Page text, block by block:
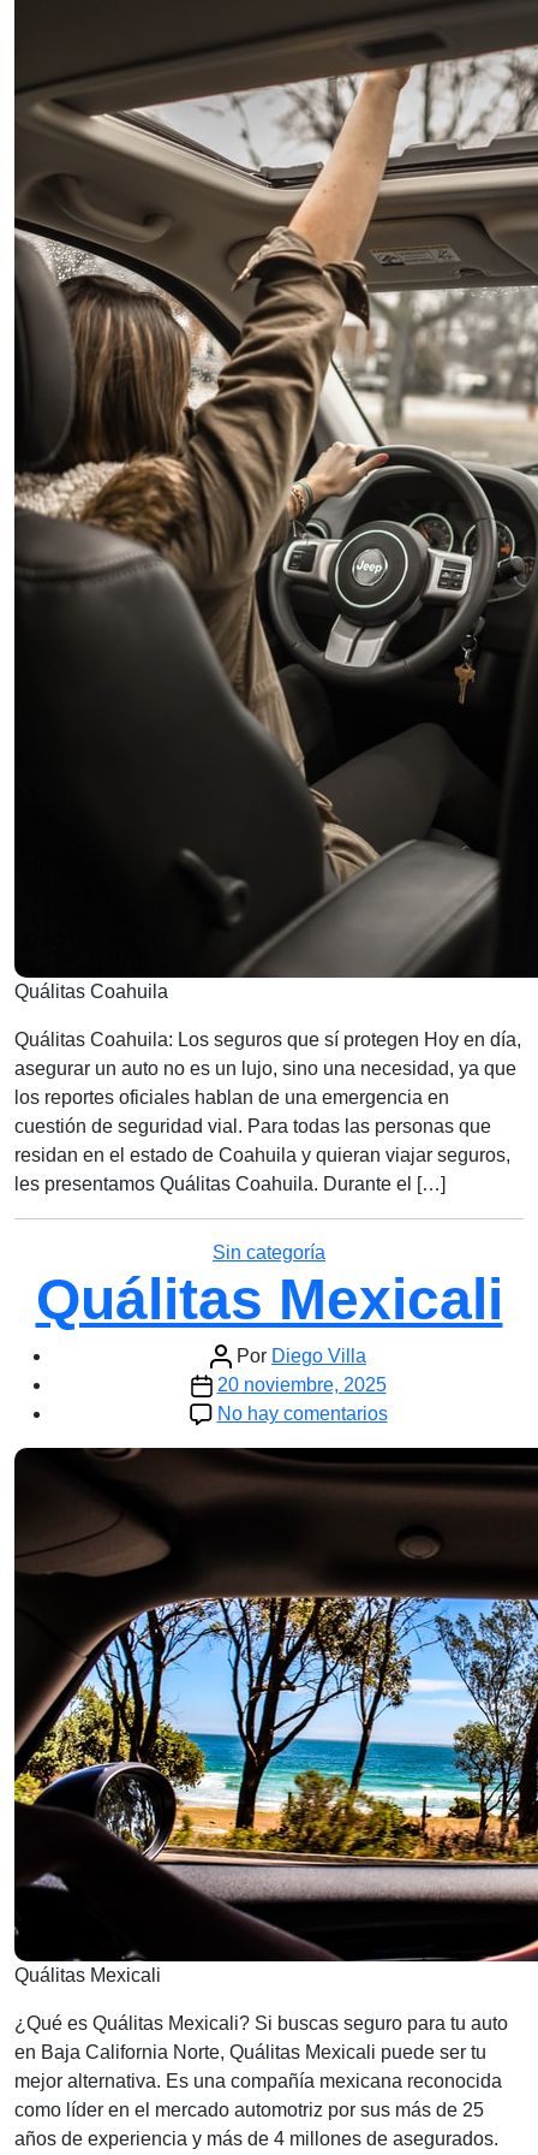
Quálitas Coahuila
Quálitas Coahuila: Los seguros que sí protegen Hoy en día,
asegurar un auto no es un lujo, sino una necesidad, ya que
los reportes oficiales hablan de una emergencia en
cuestión de seguridad vial. Para todas las personas que
residan en el estado de Coahuila y quieran viajar seguros,
les presentamos Quálitas Coahuila. Durante el […]
Categorías
Sin categoría
Quálitas Mexicali
Autor
de
la
Por Diego Villa
Fecha
de
entrada
20 noviembre, 2025
No hay comentariosen
Mexicali
Quálitas Mexicali
¿Qué es Quálitas Mexicali? Si buscas seguro para tu auto
en Baja California Norte, Quálitas Mexicali puede ser tu
mejor alternativa. Es una compañía mexicana reconocida
como líder en el mercado automotriz por sus más de 25
años de experiencia y más de 4 millones de asegurados.